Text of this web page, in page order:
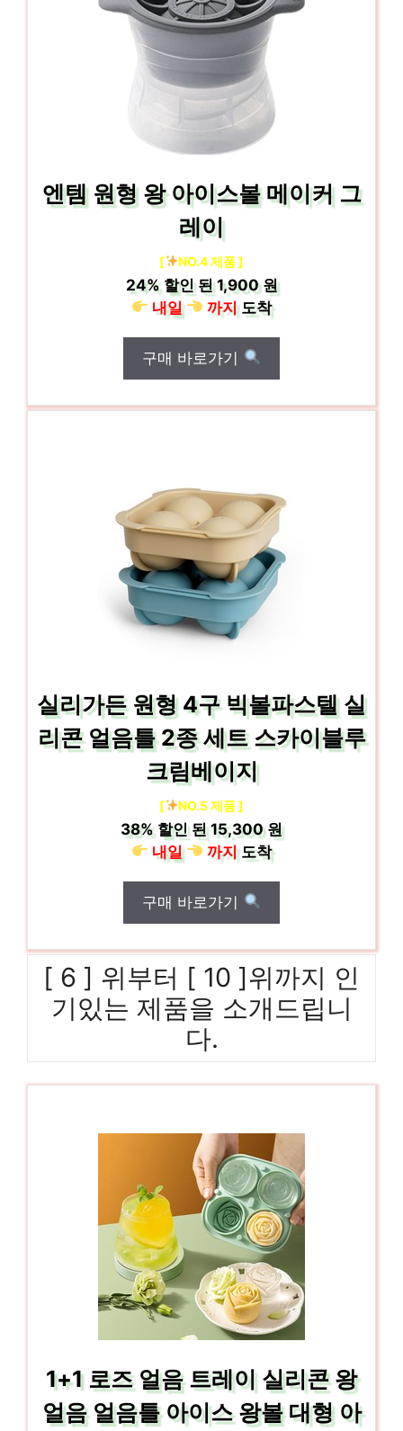
엔템 원형 왕 아이스볼 메이커 그
레이
[ NO.4 제품 ]
24%할인 된1,900 원
내일
까지도착
구매 바로가기
실리가든 원형 4구 빅볼파스텔 실
리콘 얼음틀 2종 세트 스카이블루
크림베이지
[ NO.5 제품 ]
38% 할인 된15,300 원
내일
까지도착
구매 바로가기
[ 6 ] 위부터 [ 10 ]위까지 인
기있는 제품을 소개드립니
다.
1+1 로즈 얼음 트레이 실리콘 왕
얼음 얼음틀 아이스 왕볼 대형 아